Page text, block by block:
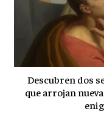
Descubren dos
que arrojan